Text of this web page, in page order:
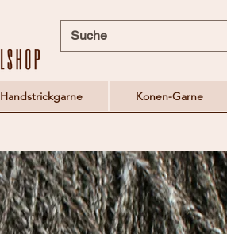
Handstrickgarne Konen-Garne